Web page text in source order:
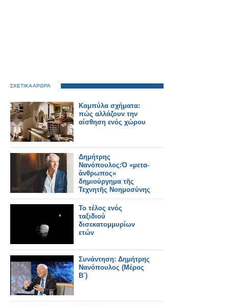
ΣΧΕΤΙΚΑ ΑΡΘΡΑ
Καμπύλα σχήματα:
πώς αλλάζουν την
αίσθηση ενός χώρου
Δημήτρης
Νανόπουλος:Ὁ «μετα-
ἄνθρωπος»
δημιούργημα τῆς
Τεχνητῆς Νοημοσύνης
Το τέλος ενός
ταξιδιού
δισεκατομμυρίων
ετών
Συνάντηση: Δημήτρης
Νανόπουλος (Μέρος
Β΄)